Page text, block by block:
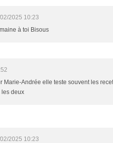
2025 10:23
à toi Bisous
Marie-Andrée elle teste souvent les
les deux
2025 10:23